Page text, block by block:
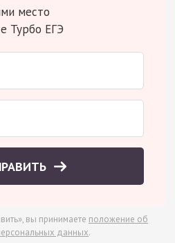
место
Турбо ЕГЭ
вы принимаете положение об
данных.